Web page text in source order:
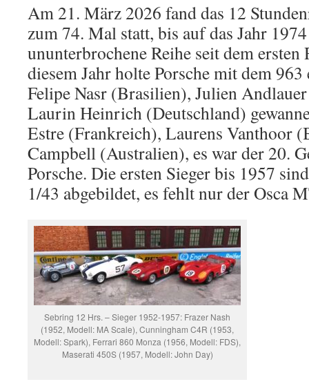
Am 21. März 2026 fand das 12
zum 74. Mal statt, bis auf das Jahr
ununterbrochene Reihe seit dem ersten
diesem Jahr holte Porsche mit dem
Felipe Nasr (Brasilien), Julien
Laurin Heinrich (Deutschland)
Estre (Frankreich), Laurens Vanthoor
Campbell (Australien), es war der 20.
Porsche. Die ersten Sieger bis 1957
1/43 abgebildet, es fehlt nur der Osca
Sebring 12 Hrs. – Sieger 1952-1957: Frazer Nash
(1952, Modell: MA Scale), Cunningham C4R (1953,
Modell: Spark), Ferrari 860 Monza (1956, Modell: FDS),
Maserati 450S (1957, Modell: John Day)